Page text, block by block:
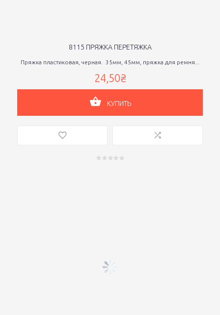
8115 ПРЯЖКА ПЕРЕТЯЖКА
Пряжка пластиковая, черная. 35мм, 45мм, пряжка для ремня...
24,50₴
КУПИТЬ